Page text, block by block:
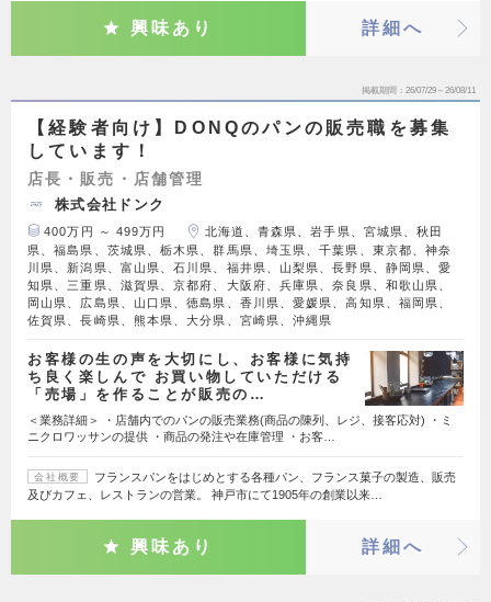
興味あり 詳細へ
掲載期間 26/07/29～26/08/11
【経験者向け】DONQのパンの販売職を募集
しています！
店長・販売・店舗管理
株式会社ドンク
400万円 ～ 499万円
北海道、青森県、岩手県、宮城県、秋田
県、福島県、茨城県、栃木県、群馬県、埼玉県、千葉県、東京都、神奈
川県、新潟県、富山県、石川県、福井県、山梨県、長野県、静岡県、愛
知県、三重県、滋賀県、京都府、大阪府、兵庫県、奈良県、和歌山県、
岡山県、広島県、山口県、徳島県、香川県、愛媛県、高知県、福岡県、
佐賀県、長崎県、熊本県、大分県、宮崎県、沖縄県
お客様の生の声を大切にし、お客様に気持
ち良く楽しんで お買い物していただける
「売場」を作ることが販売の…
＜業務詳細＞ ・店舗内でのパンの販売業務(商品の陳列、レジ、接客応対) ・ミ
ニクロワッサンの提供 ・商品の発注や在庫管理 ・お客…
会社概要
フランスパンをはじめとする各種パン、フランス菓子の製造、販売
及びカフェ、レストランの営業。 神戸市にて1905年の創業以来…
興味あり 詳細へ